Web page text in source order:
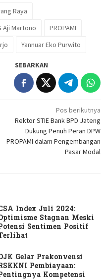
Raya
Aji Martono
PROPAMI
Yannuar Eko Purwito
SEBARKAN
Pos berikutnya
Rektor STIE Bank BPD Jateng
Dukung Penuh Peran DPW
PROPAMI dalam Pengembangan
Pasar Modal
Index Juli 2024:
Stagnan Meski
Sentimen Positif
Gelar Prakonvensi
Pembiayaan:
Kompetensi